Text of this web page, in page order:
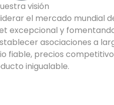
visión
el mercado mundial
excepcional y
asociaciones a
fiable, precios
inigualable.